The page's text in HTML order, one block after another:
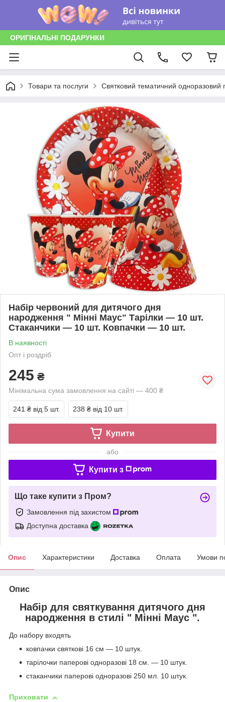
ОРИГІНАЛЬНІ ПОДАРУНКИ
Товари та послуги Святковий тематичний одноразовий
Набір червоний для дитячого дня
народження " Мінні Маус" Тарілки — 10 шт.
Стаканчики — 10 шт. Ковпачки — 10 шт.
В наявності
Опт і роздріб
245 ₴
Мінімальна сума замовлення на сайті — 400 ₴
241 ₴ від 5 шт. 238 ₴ від 10 шт.
Купити
або
Купити з
Що таке купити з Пром?
Замовлення під захистом
Доступна доставка
Опис Характеристики Доставка Оплата Умови
Опис
Набір для святкування дитячого дня
народження в стилі " Мінні Маус ".
До набору входять
ковпачки святкові 16 см — 10 штук.
тарілочки паперові одноразові 18 см. ― 10 штук.
стаканчики паперові одноразові 250 мл. 10 штук.
Приховати